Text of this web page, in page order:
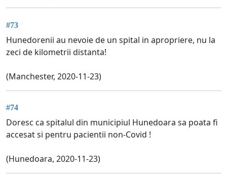
#73
Hunedorenii au nevoie de un spital in apropriere, nu la
zeci de kilometrii distanta!
(Manchester, 2020-11-23)
#74
Doresc ca spitalul din municipiul Hunedoara sa poata fi
accesat si pentru pacientii non-Covid !
(Hunedoara, 2020-11-23)